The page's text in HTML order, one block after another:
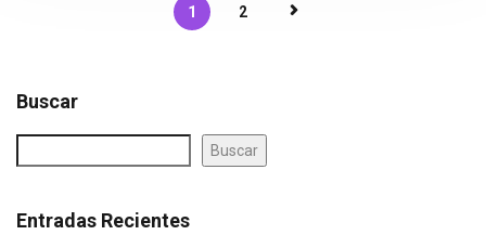
1 2
Buscar
Buscar
Entradas Recientes